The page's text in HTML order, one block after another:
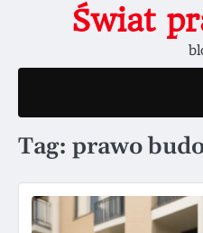
Świat
Tag: prawo